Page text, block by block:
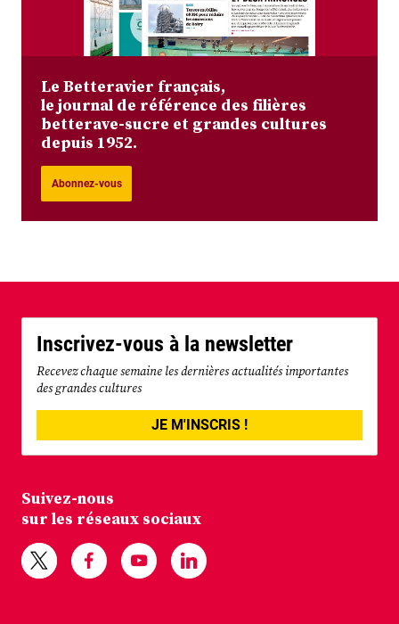
Le Betteravier français,
le journal de référence des filières
betterave-sucre et grandes cultures
depuis 1952.
Abonnez-vous
Inscrivez-vous à la newsletter
Recevez chaque semaine les dernières actualités importantes
des grandes cultures
JE M'INSCRIS !
Suivez-nous
sur les réseaux sociaux